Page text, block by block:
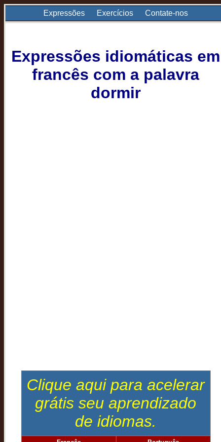
Expressões Exercícios Contate-nos
Expressões idiomáticas em
francês com a palavra
dormir
Clique aqui para acelerar
grátis seu aprendizado
de idiomas.